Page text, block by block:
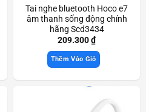
Tai nghe bluetooth Hoco e7
âm thanh sống động chính
hãng Scd3434
209.300₫
Thêm Vào Giỏ